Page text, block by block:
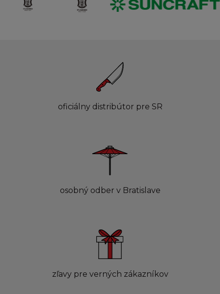
oficiálny distribútor pre SR
osobný odber v Bratislave
zľavy pre verných zákazníkov